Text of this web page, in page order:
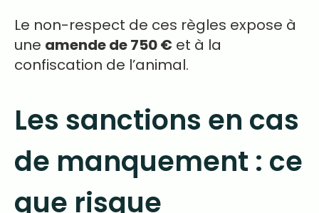
Le non-respect de ces règles expose à
une amende de 750 € et à la
confiscation de l’animal.
Les sanctions en cas
de manquement : ce
que risque